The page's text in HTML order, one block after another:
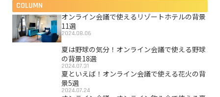
COLUMN
オンライン会議で使えるリゾートホテルの背景
11選
2024.08.06
夏は野球の気分！オンライン会議で使える野球
の背景18選
2024.07.31
夏といえば！オンライン会議で使える花火の背
景5選
2024.07.24